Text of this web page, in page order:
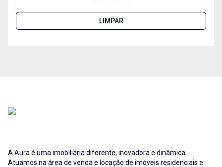
LIMPAR
A Aura é uma imobiliária diferente, inovadora e dinâmica.
Atuamos na área de venda e locação de imóveis residenciais e